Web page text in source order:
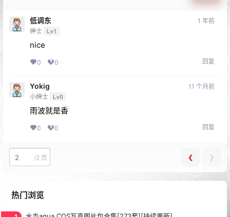
低调东
绅士 Lv1
1 年前
nice
0 0 回复
Yokig
小绅士 Lv0
11 个月前
雨波就是香
0 0 回复
/2 页 ❮ ❯
热门浏览